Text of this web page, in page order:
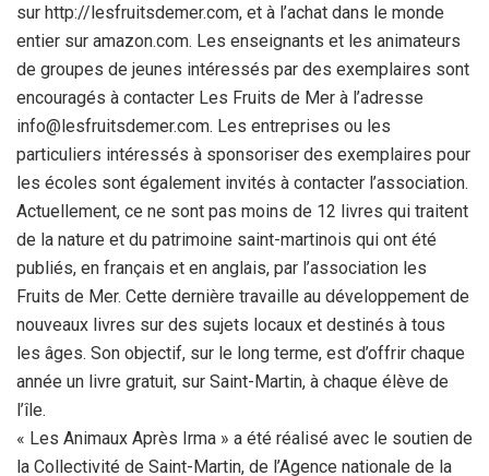
sur http://lesfruitsdemer.com, et à l’achat dans le monde
entier sur amazon.com. Les enseignants et les animateurs
de groupes de jeunes intéressés par des exemplaires sont
encouragés à contacter Les Fruits de Mer à l’adresse
info@lesfruitsdemer.com. Les entreprises ou les
particuliers intéressés à sponsoriser des exemplaires pour
les écoles sont également invités à contacter l’association.
Actuellement, ce ne sont pas moins de 12 livres qui traitent
de la nature et du patrimoine saint-martinois qui ont été
publiés, en français et en anglais, par l’association les
Fruits de Mer. Cette dernière travaille au développement de
nouveaux livres sur des sujets locaux et destinés à tous
les âges. Son objectif, sur le long terme, est d’offrir chaque
année un livre gratuit, sur Saint-Martin, à chaque élève de
l’île.
« Les Animaux Après Irma » a été réalisé avec le soutien de
la Collectivité de Saint-Martin, de l’Agence nationale de la